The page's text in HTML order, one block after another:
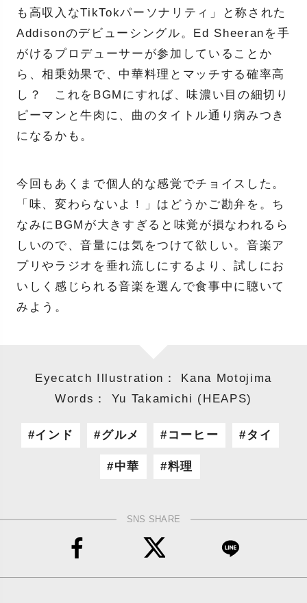
も高収入なTikTokパーソナリティ」と称された
Addisonのデビューシングル。Ed Sheeranを手
がけるプロデューサーが参加していることか
ら、相乗効果で、中華料理とマッチする確率高
し？ これをBGMにすれば、味濃い目の細切り
ピーマンと牛肉に、曲のタイトル通り病みつき
になるかも。
今回もあくまで個人的な感覚でチョイスした。
「味、変わらないよ！」はどうかご勘弁を。ち
なみにBGMが大きすぎると味覚が損なわれるら
しいので、音量には気をつけて欲しい。音楽ア
プリやラジオを垂れ流しにするより、試しにお
いしく感じられる音楽を選んで食事中に聴いて
みよう。
Eyecatch Illustration： Kana Motojima
Words： Yu Takamichi (HEAPS)
インド グルメ コーヒー タイ
中華 料理
SNS SHARE